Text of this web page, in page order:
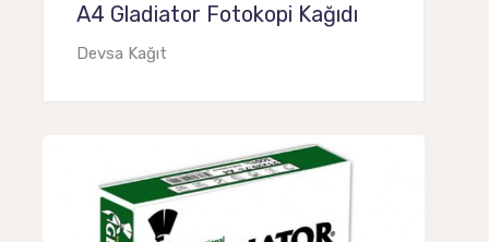
A4 Gladiator Fotokopi Kağıdı
Devsa Kağıt